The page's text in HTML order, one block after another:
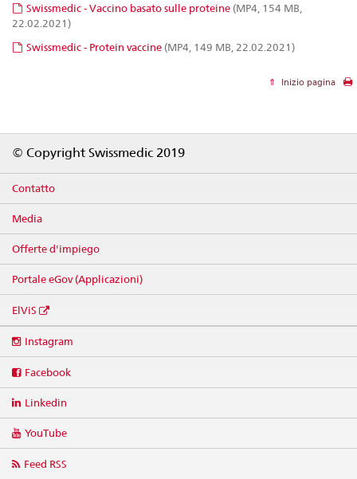
Swissmedic - Vaccino basato sulle proteine (MP4, 154 MB,
22.02.2021)
Swissmedic - Protein vaccine (MP4, 149 MB, 22.02.2021)
Inizio pagina
© Copyright Swissmedic 2019
Contatto
Media
Offerte d'impiego
Portale eGov (Applicazioni)
ElViS
media
Instagram
Facebook
Linkedin
YouTube
Feed RSS